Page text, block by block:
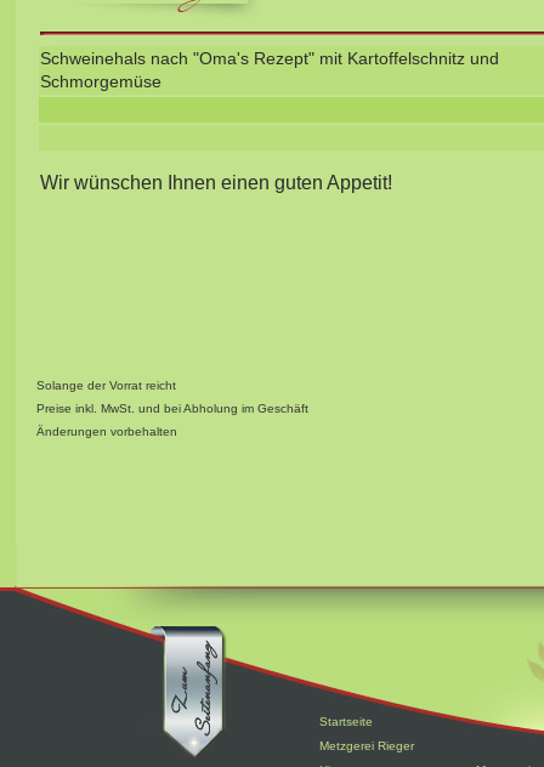
Schweinehals nach "Oma's Rezept" mit Kartoffelschnitz und
Schmorgemüse
Wir wünschen Ihnen einen guten Appetit!
Solange der Vorrat reicht
Preise inkl. MwSt. und bei Abholung im Geschäft
Änderungen vorbehalten
Startseite
Metzgerei Rieger